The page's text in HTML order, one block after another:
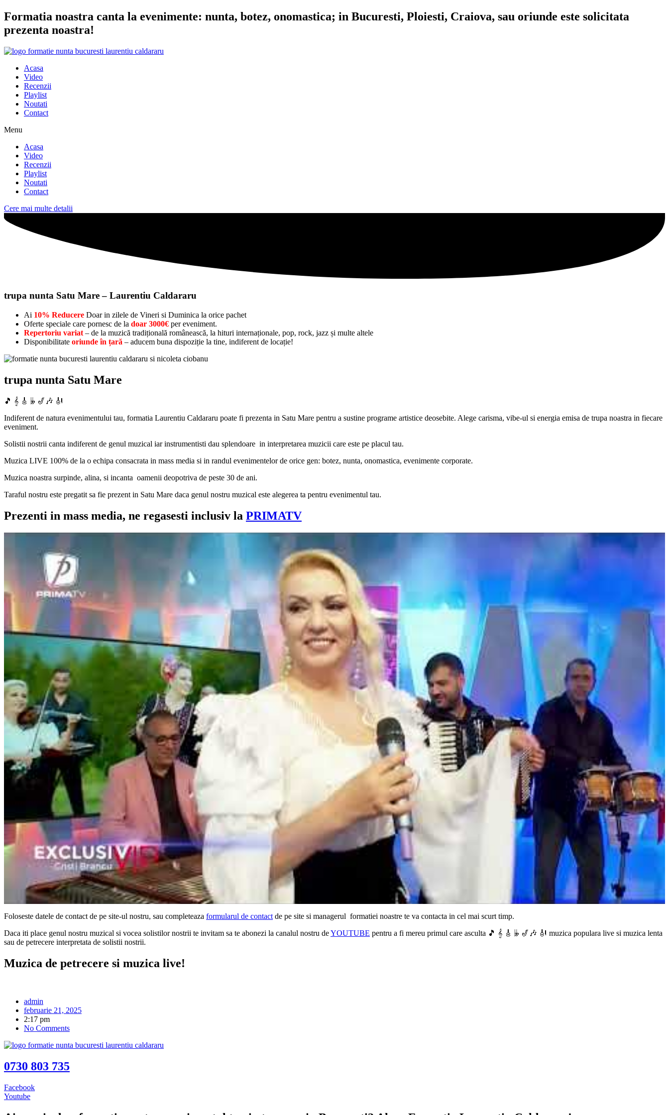
Sari
la
conținut
Formatia noastra canta la evenimente: nunta, botez, onomastica; in Bucuresti, Ploiesti, Craiova, sau oriunde este solicitata
prezenta noastra!
Acasa
Video
Recenzii
Playlist
Noutati
Contact
Menu
Acasa
Video
Recenzii
Playlist
Noutati
Contact
Cere mai multe detalii
trupa nunta Satu Mare – Laurentiu Caldararu
Ai 10% Reducere Doar in zilele de Vineri si Duminica la orice pachet
Oferte speciale care pornesc de la doar 3000€ per eveniment.
Repertoriu variat – de la muzică tradițională românească, la hituri internaționale, pop, rock, jazz și multe altele
Disponibilitate oriunde în țară – aducem buna dispoziție la tine, indiferent de locație!
trupa nunta Satu Mare
🎵 𝄞 🎸 𝄫 🎷🎶 🎻
Indiferent de natura evenimentului tau, formatia Laurentiu Caldararu poate fi prezenta in Satu Mare pentru a sustine programe artistice deosebite. Alege carisma, vibe-ul si energia emisa de trupa noastra in fiecare
eveniment.
Solistii nostrii canta indiferent de genul muzical iar instrumentisti dau splendoare in interpretarea muzicii care este pe placul tau.
Muzica LIVE 100% de la o echipa consacrata in mass media si in randul evenimentelor de orice gen: botez, nunta, onomastica, evenimente corporate.
Muzica noastra surpinde, alina, si incanta oamenii deopotriva de peste 30 de ani.
Taraful nostru este pregatit sa fie prezent in Satu Mare daca genul nostru muzical este alegerea ta pentru evenimentul tau.
Prezenti in mass media, ne regasesti inclusiv la PRIMATV
Foloseste datele de contact de pe site-ul nostru, sau completeaza formularul de contactde pe site si managerul formatiei noastre te va contacta in cel mai scurt timp.
Daca iti place genul nostru muzical si vocea solistilor nostrii te invitam sa te abonezi la canalul nostru deYOUTUBE pentru a fi mereu primul care asculta 🎵 𝄞 🎸 𝄫 🎷🎶 🎻 muzica populara live si muzica lenta
sau de petrecere interpretata de solistii nostrii.
Muzica de petrecere si muzica live!
admin
februarie 21, 2025
2:17 pm
No Comments
0730 803 735
Facebook
Youtube